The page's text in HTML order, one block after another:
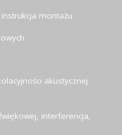
montażu
akustycznej
interferencja,